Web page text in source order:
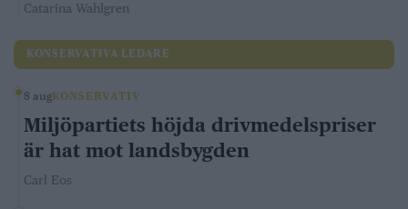
Catarina Wahlgren
KONSERVATIVA LEDARE
8 aug KONSERVATIV
Miljöpartiets höjda drivmedelspriser
är hat mot landsbygden
Carl Eos